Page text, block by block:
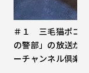
＃１ 三毛猫ポコ
の警部」の放送が
ーチャンネル倶楽